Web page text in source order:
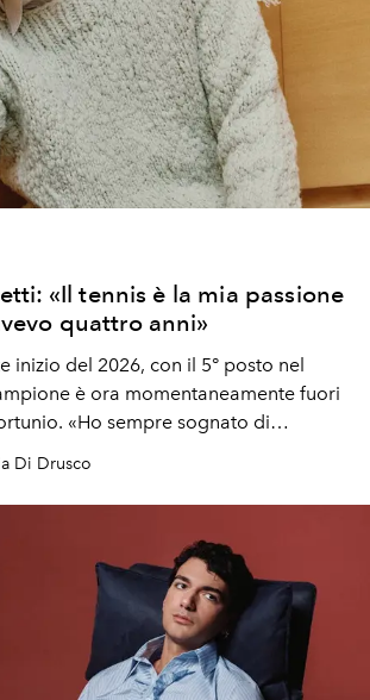
«Il tennis è la mia passione
quattro anni»
inizio del 2026, con il 5° posto nel
è ora momentaneamente fuori
«Ho sempre sognato di
professionista e ho sempre
Di Drusco